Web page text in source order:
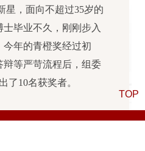
星，面向不超过35岁的
毕业不久，刚刚步入
年的青橙奖经过初
等严苛流程后，组委
了10名获奖者。
TOP